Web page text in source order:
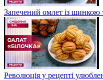
Запечений омлет із шинкою
Революція у рецепті